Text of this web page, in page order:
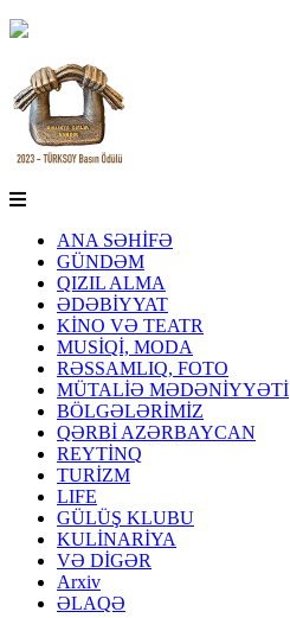
ANA SƏHİFƏ
GÜNDƏM
QIZIL ALMA
ƏDƏBİYYAT
KİNO VƏ TEATR
MUSİQİ, MODA
RƏSSAMLIQ, FOTO
MÜTALİƏ MƏDƏNİYYƏTİ
BÖLGƏLƏRİMİZ
QƏRBİ AZƏRBAYCAN
REYTİNQ
TURİZM
LIFE
GÜLÜŞ KLUBU
KULİNARİYA
VƏ DİGƏR
Arxiv
ƏLAQƏ